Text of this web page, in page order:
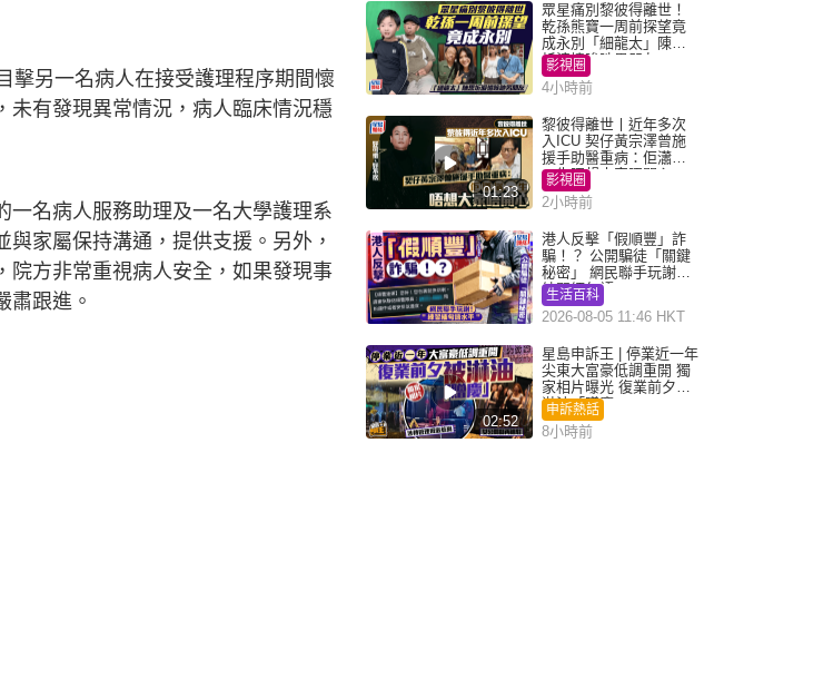
擊另一名病人在接受護理程序期間懷
未有發現異常情況，病人臨床情況穩
一名病人服務助理及一名大學護理系
家屬保持溝通，提供支援。另外，
院方非常重視病人安全，如果發現事
肅跟進。
眾星痛別黎彼得離世！
乾孫熊寶一周前探望竟
成永別「細龍太」陳思
圻淚憶唉吔男朋友
影視圈
4小時前
01:23
黎彼得離世丨近年多次
入ICU 契仔黃宗澤曾施
援手助醫重病：佢瀟灑
一生唔想大家唔開心
影視圈
2小時前
港人反擊「假順豐」詐
騙！？ 公開騙徒「關鍵
秘密」 網民聯手玩謝：
練習緬甸語
生活百科
2026-08-05 11:46 HKT
02:52
星島申訴王 | 停業近一年
尖東大富豪低調重開 獨
家相片曝光 復業前夕被
淋油「贈慶」
申訴熱話
8小時前